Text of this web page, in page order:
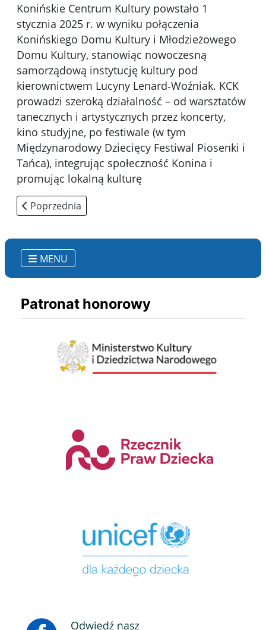
MENU
Patronat honorowy
Konińskie Centrum Kultury powstało 1
stycznia 2025 r. w wyniku połączenia
Konińskiego Domu Kultury i Młodzieżowego
Domu Kultury, stanowiąc nowoczesną
samorządową instytucję kultury pod
kierownictwem Lucyny Lenard‑Woźniak. KCK
prowadzi szeroką działalność – od warsztatów
tanecznych i artystycznych przez koncerty,
kino studyjne, po festiwale (w tym
Międzynarodowy Dziecięcy Festiwal Piosenki i
Tańca), integrując społeczność Konina i
promując lokalną kulturę
Poprzednia strona: Miasto Konin
Poprzednia